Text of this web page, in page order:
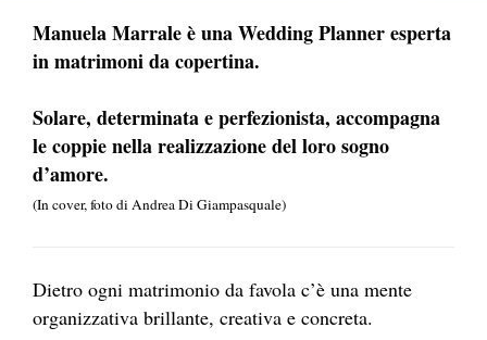
Manuela Marrale è una Wedding Planner esperta
in matrimoni da copertina.
Solare, determinata e perfezionista, accompagna
le coppie nella realizzazione del loro sogno
d’amore.
(In cover, foto di Andrea Di Giampasquale)
Dietro ogni matrimonio da favola c’è una mente
organizzativa brillante, creativa e concreta.